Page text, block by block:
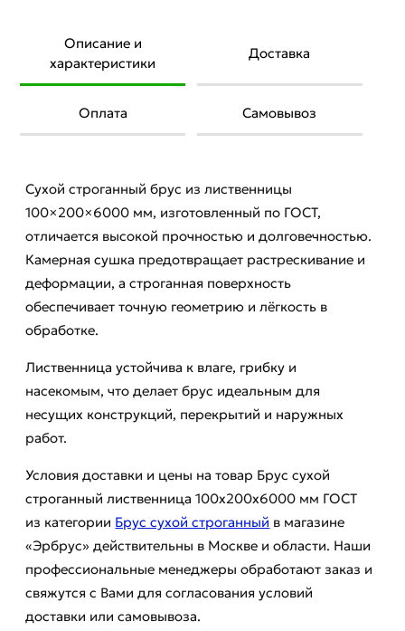
Описание и
характеристики
Доставка
Оплата Самовывоз
Сухой строганный брус из лиственницы
100×200×6000 мм, изготовленный по ГОСТ,
отличается высокой прочностью и долговечностью.
Камерная сушка предотвращает растрескивание и
деформации, а строганная поверхность
обеспечивает точную геометрию и лёгкость в
обработке.
Лиственница устойчива к влаге, грибку и
насекомым, что делает брус идеальным для
несущих конструкций, перекрытий и наружных
работ.
Условия доставки и цены на товар Брус сухой
строганный лиственница 100х200х6000 мм ГОСТ
из категории Брус сухой строганный в магазине
«Эрбрус» действительны в Москве и области. Наши
профессиональные менеджеры обработают заказ и
свяжутся с Вами для согласования условий
доставки или самовывоза.